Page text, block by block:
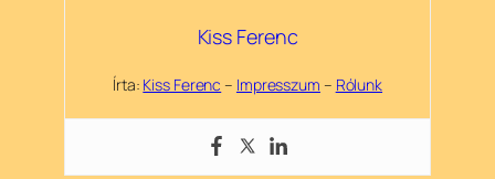
Kiss Ferenc
Írta: Kiss Ferenc – Impresszum – Rólunk